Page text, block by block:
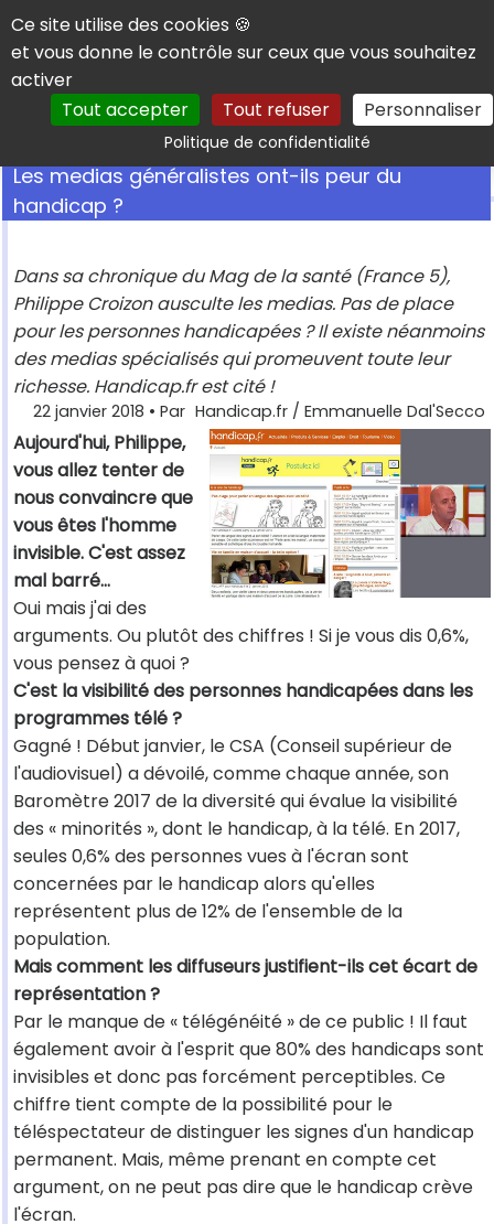
Panneau de gestion des cookies
Ce site utilise des cookies 🍪
et vous donne le contrôle sur ceux que vous souhaitez
activer
Tout accepter
Tout refuser Personnaliser
Politique de confidentialitéRechercher
Les medias généralistes ont-ils peur du
handicap ?
Dans sa chronique du Mag de la santé (France 5),
Philippe Croizon ausculte les medias. Pas de place
pour les personnes handicapées ? Il existe néanmoins
des medias spécialisés qui promeuvent toute leur
richesse. Handicap.fr est cité !
22 janvier 2018 • Par Handicap.fr / Emmanuelle Dal'Secco
Aujourd'hui, Philippe,
vous allez tenter de
nous convaincre que
vous êtes l'homme
invisible. C'est assez
mal barré…
Oui mais j'ai des
arguments. Ou plutôt des chiffres ! Si je vous dis 0,6%,
vous pensez à quoi ?
C'est la visibilité des personnes handicapées dans les
programmes télé ?
Gagné ! Début janvier, le CSA (Conseil supérieur de
l'audiovisuel) a dévoilé, comme chaque année, son
Baromètre 2017 de la diversité qui évalue la visibilité
des « minorités », dont le handicap, à la télé. En 2017,
seules 0,6% des personnes vues à l'écran sont
concernées par le handicap alors qu'elles
représentent plus de 12% de l'ensemble de la
population.
Mais comment les diffuseurs justifient-ils cet écart de
représentation ?
Par le manque de « télégénéité » de ce public ! Il faut
également avoir à l'esprit que 80% des handicaps sont
invisibles et donc pas forcément perceptibles. Ce
chiffre tient compte de la possibilité pour le
téléspectateur de distinguer les signes d'un handicap
permanent. Mais, même prenant en compte cet
argument, on ne peut pas dire que le handicap crève
l'écran.